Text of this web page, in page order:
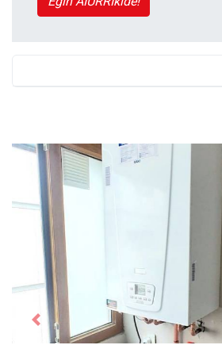
Previous